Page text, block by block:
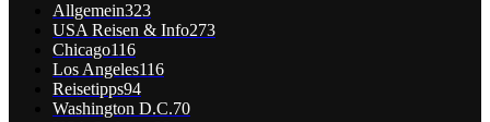
Allgemein323
USA Reisen & Info273
Chicago116
Los Angeles116
Reisetipps94
Washington D.C.70